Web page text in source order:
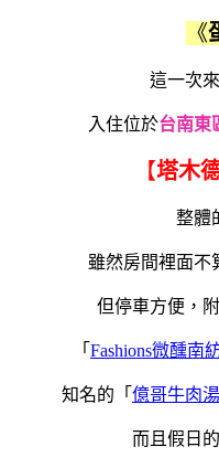
《
這一次來
入住位於台南東
【塔木
整體
雖然房間裡面不
但停車方便，
「 Fashions微醺南
知名的「 億哥牛肉湯
而且假日